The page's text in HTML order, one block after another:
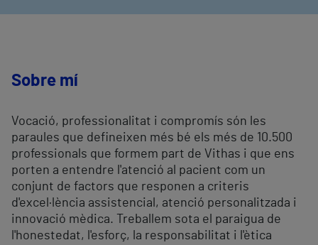
Sobre mí
Vocació, professionalitat i compromís són les
paraules que defineixen més bé els més de 10.500
professionals que formem part de Vithas i que ens
porten a entendre l'atenció al pacient com un
conjunt de factors que responen a criteris
d'excel·lència assistencial, atenció personalitzada i
innovació mèdica. Treballem sota el paraigua de
l'honestedat, l'esforç, la responsabilitat i l'ètica